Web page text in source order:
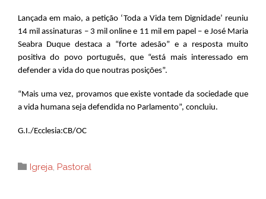
Lançada em maio, a petição ‘Toda a Vida tem Dignidade’ reuniu
14 mil assinaturas – 3 mil online e 11 mil em papel – e José Maria
Seabra Duque destaca a “forte adesão” e a resposta muito
positiva do povo português, que “está mais interessado em
defender a vida do que noutras posições”.
“Mais uma vez, provamos que existe vontade da sociedade que
a vida humana seja defendida no Parlamento”, concluiu.
G.I./Ecclesia:CB/OC
 Category
Igreja, Pastoral